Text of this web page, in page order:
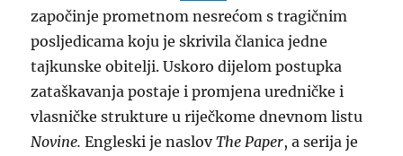
započinje prometnom nesrećom s tragičnim
posljedicama koju je skrivila članica jedne
tajkunske obitelji. Uskoro dijelom postupka
zataškavanja postaje i promjena uredničke i
vlasničke strukture u riječkome dnevnom listu
Novine.Engleski je naslovThe Paper, a serija je